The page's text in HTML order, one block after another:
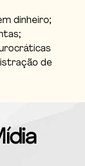
dinheiro;
de